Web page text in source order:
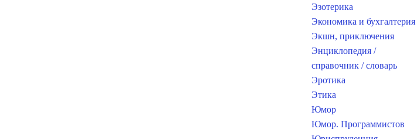
Эзотерика
Экономика и бухгалтерия
Экшн, приключения
Энциклопедия /
справочник / словарь
Эротика
Этика
Юмор
Юмор. Программистов